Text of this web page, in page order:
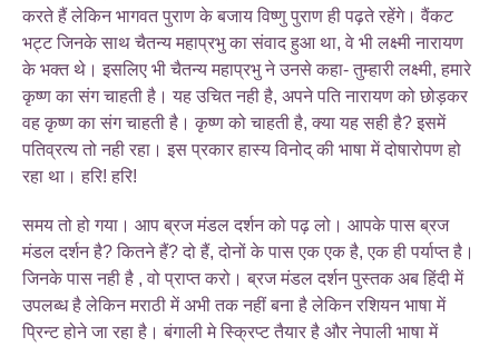
करते हैं लेकिन भागवत पुराण के बजाय विष्णु पुराण ही पढ़ते रहेंगे। वैंकट
भट्ट जिनके साथ चैतन्य महाप्रभु का संवाद हुआ था, वे भी लक्ष्मी नारायण
के भक्त थे। इसलिए भी चैतन्य महाप्रभु ने उनसे कहा- तुम्हारी लक्ष्मी, हमारे
कृष्ण का संग चाहती है। यह उचित नही है, अपने पति नारायण को छोड़कर
वह कृष्ण का संग चाहती है। कृष्ण को चाहती है, क्या यह सही है? इसमें
पतिव्रत्य तो नही रहा। इस प्रकार हास्य विनोद् की भाषा में दोषारोपण हो
रहा था। हरि! हरि!
समय तो हो गया। आप ब्रज मंडल दर्शन को पढ़ लो। आपके पास ब्रज
मंडल दर्शन है? कितने हैं? दो हैं, दोनों के पास एक एक है, एक ही पर्याप्त है।
जिनके पास नही है , वो प्राप्त करो। ब्रज मंडल दर्शन पुस्तक अब हिंदी में
उपलब्ध है लेकिन मराठी में अभी तक नहीं बना है लेकिन रशियन भाषा में
प्रिन्ट होने जा रहा है। बंगाली मे स्क्रिप्ट तैयार है और नेपाली भाषा में